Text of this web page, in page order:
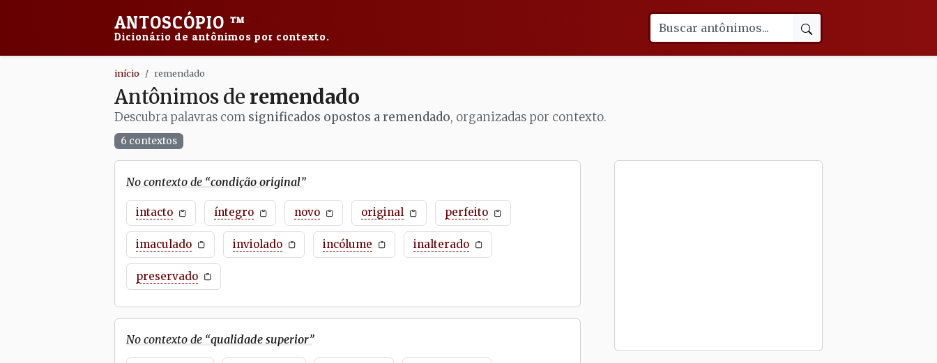
ANTOSCÓPIO ™
Dicionário de antônimos por contexto.
início remendado
Antônimos de remendado
Descubra palavras com significados opostos a remendado, organizadas por contexto.
6 contextos
No contexto de “condição original”
intacto íntegro novo original perfeito
imaculado inviolado incólume inalterado
preservado
No contexto de “qualidade superior”